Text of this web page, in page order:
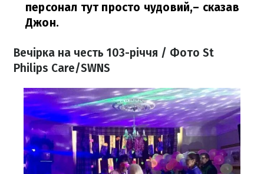
персонал тут просто чудовий,– сказав
Джон.
Вечірка на честь 103-річчя / Фото St
Philips Care/SWNS